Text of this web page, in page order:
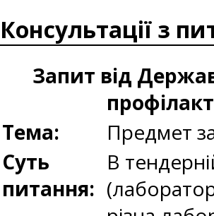
Консультації з
Запит від
Тема:
Предмет
Суть
питання:
В